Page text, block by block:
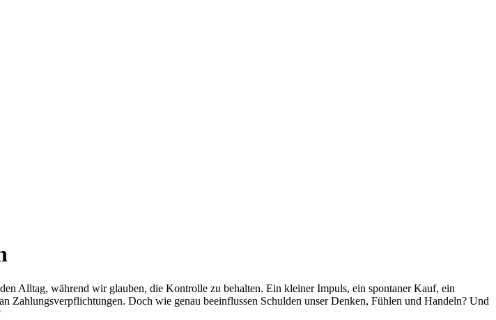
Alltag, während wir glauben, die Kontrolle zu behalten. Ein kleiner Impuls, ein spontaner Kauf, ein
Zahlungsverpflichtungen. Doch wie genau beeinflussen Schulden unser Denken, Fühlen und Handeln? Und